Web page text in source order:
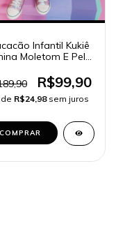
Infantil Kukiê
Moletom E Pelo
R$99,90
R$24,98 sem juros
COMPRAR